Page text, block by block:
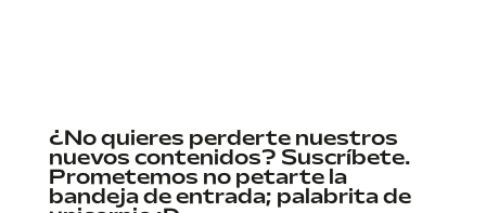
¿No quieres perderte nuestros
nuevos contenidos? Suscríbete.
Prometemos no petarte la
bandeja de entrada; palabrita de